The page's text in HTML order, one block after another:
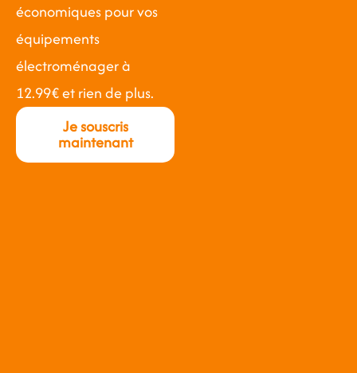
économiques pour vos
équipements
électroménager à
12.99€ et rien de plus.
Je souscris
maintenant